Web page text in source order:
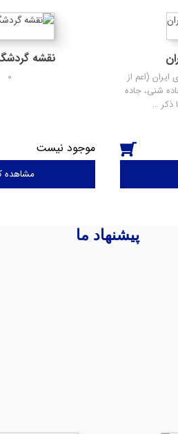
(اعم از
جاده شنی، جاده
ذکر …
نقشه
0
موجود نیست
مشاهده
پیشنهاد ما